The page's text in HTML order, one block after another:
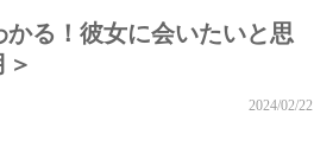
かる！彼女に会いたいと思
2024/02/22